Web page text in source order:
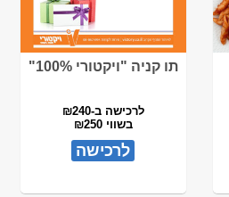
תו קניה "ויקטורי 100%"
לרכישה ב-₪240
בשווי ₪250
לרכישה